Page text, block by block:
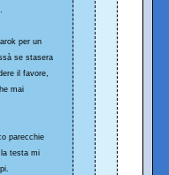
per un
se stasera
il favore,
mai
parecchie
testa mi